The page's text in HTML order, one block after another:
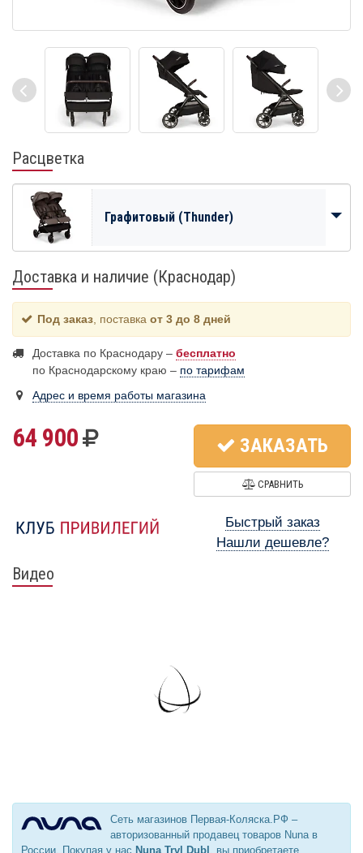
Расцветка
Графитовый (Thunder)
Доставка и наличие (Краснодар)
Под заказ , поставка от 3 до 8 дней
Доставка по Краснодару – бесплатно
по Краснодарскому краю – по тарифам
Адрес и время работы магазина
64 900 ЗАКАЗАТЬ
СРАВНИТЬ
Быстрый заказ
Нашли дешевле?
Видео
Сеть магазинов Первая-Коляска.РФ –
авторизованный продавец товаров Nuna в
России. Покупая у нас Nuna Trvl Dubl , вы приобретаете